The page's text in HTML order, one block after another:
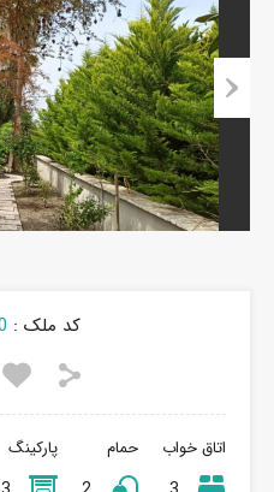
Next
کد ملک :
اتاق خواب حمام پارکینگ